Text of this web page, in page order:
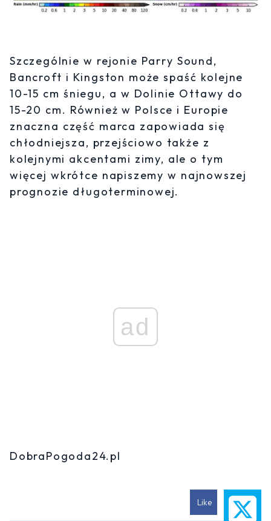
Szczególnie w rejonie Parry Sound,
Bancroft i Kingston może spaść kolejne
10-15 cm śniegu, a w Dolinie Ottawy do
15-20 cm. Również w Polsce i Europie
znaczna część marca zapowiada się
chłodniejsza, przejściowo także z
kolejnymi akcentami zimy, ale o tym
więcej wkrótce napiszemy w najnowszej
prognozie długoterminowej.
ad
DobraPogoda24.pl
Like